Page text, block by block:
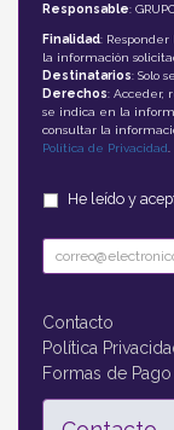
Responsable:
Finalidad:
la información
Destinatarios: Solo
Derechos: Acceder,
se indica en la
consultar la
Política de Privacidad
He leído y
Contacto
Política
Formas de Pago